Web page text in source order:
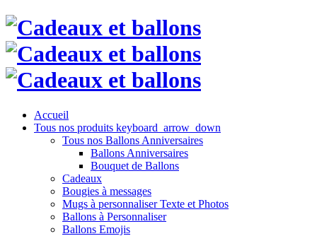
Accueil
Tous nos produits keyboard_arrow_down
Tous nos Ballons Anniversaires
Ballons Anniversaires
Bouquet de Ballons
Cadeaux
Bougies à messages
Mugs à personnaliser Texte et Photos
Ballons à Personnaliser
Ballons Emojis